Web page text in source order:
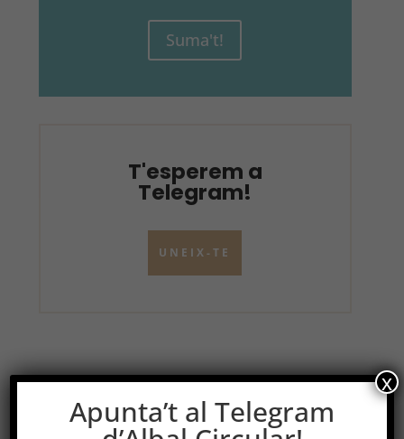
Suma't!
T'esperem a
Telegram!
UNEIX-TE
Apunta’t al Telegram
x